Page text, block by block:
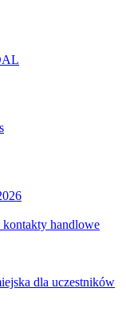
handlowe
dla uczestników